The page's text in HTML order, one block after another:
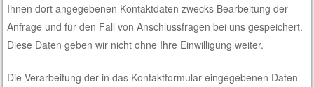
Ihnen dort angegebenen Kontaktdaten zwecks Bearbeitung der
Anfrage und für den Fall von Anschlussfragen bei uns gespeichert.
Diese Daten geben wir nicht ohne Ihre Einwilligung weiter.
Die Verarbeitung der in das Kontaktformular eingegebenen Daten